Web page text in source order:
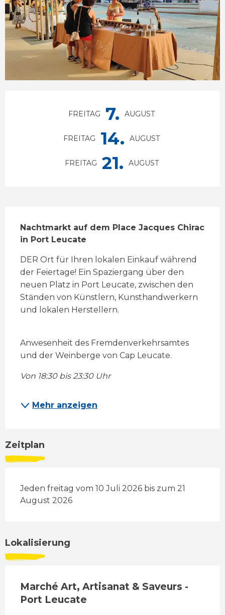
FREITAG 7. AUGUST
FREITAG 14. AUGUST
FREITAG 21. AUGUST
Nachtmarkt auf dem Place Jacques Chirac
in Port Leucate
DER Ort für Ihren lokalen Einkauf während
der Feiertage! Ein Spaziergang über den
neuen Platz in Port Leucate, zwischen den
Ständen von Künstlern, Kunsthandwerkern
und lokalen Herstellern.
Anwesenheit des Fremdenverkehrsamtes
und der Weinberge von Cap Leucate.
Von 18:30 bis 23:30 Uhr
Mehr anzeigen
Zeitplan
Jeden freitag vom 10 Juli 2026 bis zum 21
August 2026
Lokalisierung
Marché Art, Artisanat & Saveurs -
Port Leucate